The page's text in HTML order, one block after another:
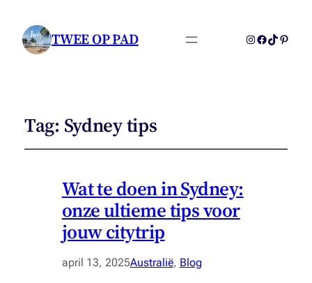
TWEE OP PAD Instagram
Facebook
TikTok
Tag: Sydney tips
Wat te doen in Sydney:
onze ultieme tips voor
jouw citytrip
april 13, 2025Australië, Blog